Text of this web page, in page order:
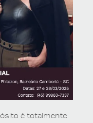
é totalmente